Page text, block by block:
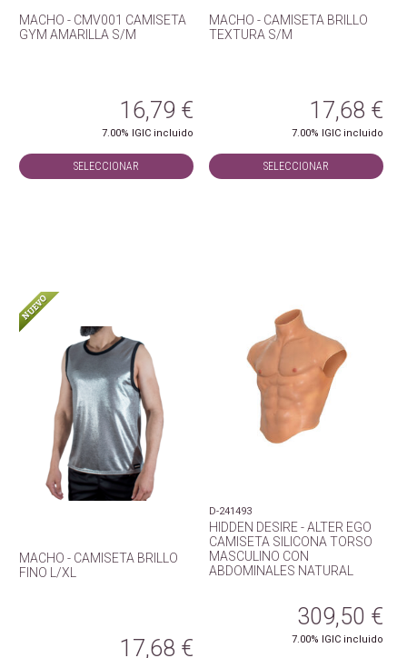
MACHO - CMV001 CAMISETA
GYM AMARILLA S/M
16,79 €
7.00% IGIC incluido
SELECCIONAR
MACHO - CAMISETA BRILLO
TEXTURA S/M
17,68 €
7.00% IGIC incluido
SELECCIONAR
MACHO - CAMISETA BRILLO
FINO L/XL
17,68 €
D-241493
HIDDEN DESIRE - ALTER EGO
CAMISETA SILICONA TORSO
MASCULINO CON
ABDOMINALES NATURAL
309,50 €
7.00% IGIC incluido